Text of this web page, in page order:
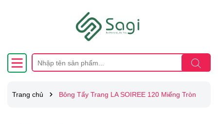
Trang chủ Bông Tẩy Trang LA SOIREE 120 Miếng Tròn